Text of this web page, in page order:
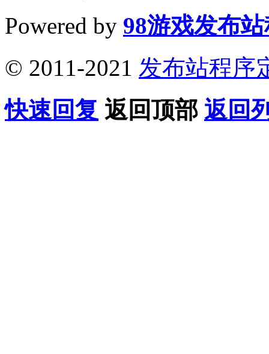
Powered by 98游戏发布
© 2011-2021 发布站程序
快速回复 返回顶部 返回